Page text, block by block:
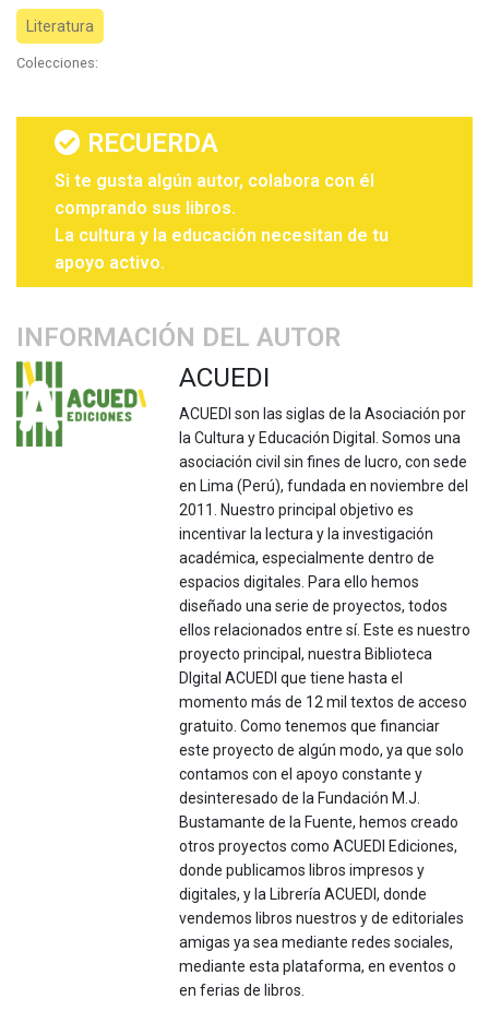
Literatura
Colecciones:
RECUERDA
Si te gusta algún autor, colabora con él
comprando sus libros.
La cultura y la educación necesitan de tu
apoyo activo.
INFORMACIÓN DEL AUTOR
ACUEDI
ACUEDI son las siglas de la Asociación por
la Cultura y Educación Digital. Somos una
asociación civil sin fines de lucro, con sede
en Lima (Perú), fundada en noviembre del
2011. Nuestro principal objetivo es
incentivar la lectura y la investigación
académica, especialmente dentro de
espacios digitales. Para ello hemos
diseñado una serie de proyectos, todos
ellos relacionados entre sí. Este es nuestro
proyecto principal, nuestra Biblioteca
DIgital ACUEDI que tiene hasta el
momento más de 12 mil textos de acceso
gratuito. Como tenemos que financiar
este proyecto de algún modo, ya que solo
contamos con el apoyo constante y
desinteresado de la Fundación M.J.
Bustamante de la Fuente, hemos creado
otros proyectos como ACUEDI Ediciones,
donde publicamos libros impresos y
digitales, y la Librería ACUEDI, donde
vendemos libros nuestros y de editoriales
amigas ya sea mediante redes sociales,
mediante esta plataforma, en eventos o
en ferias de libros.